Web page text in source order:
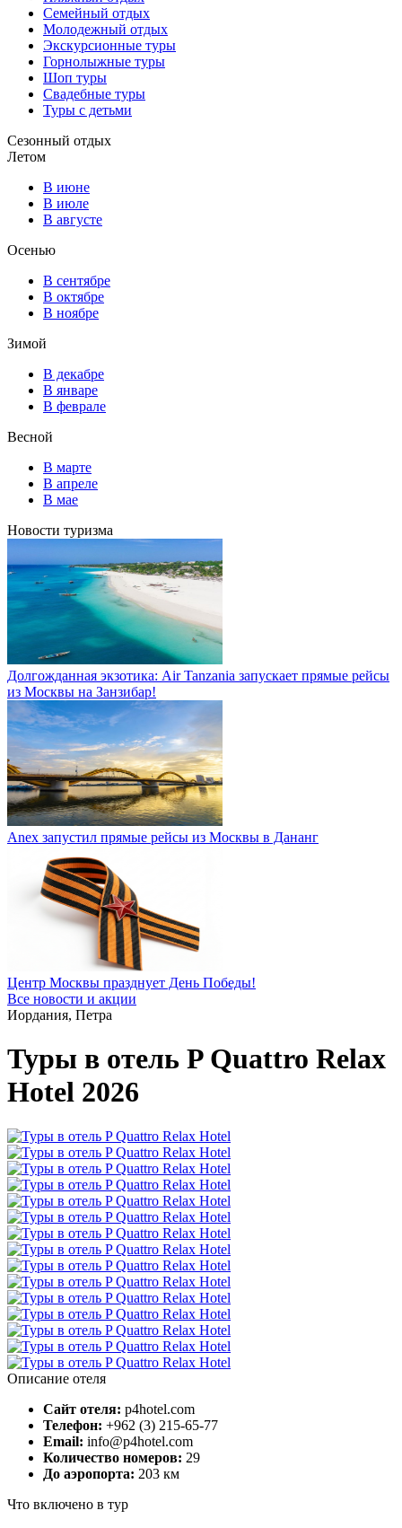
Семейный отдых
Молодежный отдых
Экскурсионные туры
Горнолыжные туры
Шоп туры
Свадебные туры
Туры с детьми
Сезонный отдых
Летом
В июне
В июле
В августе
Осенью
В сентябре
В октябре
В ноябре
Зимой
В декабре
В январе
В феврале
Весной
В марте
В апреле
В мае
Новости туризма
Долгожданная экзотика: Air Tanzania запускает прямые рейсы
из Москвы на Занзибар!
Anex запустил прямые рейсы из Москвы в Дананг
Центр Москвы празднует День Победы!
Все новости и акции
Иордания, Петра
Туры в отель P Quattro Relax
Hotel 2026
Описание отеля
Сайт отеля: p4hotel.com
Телефон: +962 (3) 215-65-77
Email: info@p4hotel.com
Количество номеров: 29
До аэропорта: 203 км
Что включено в тур